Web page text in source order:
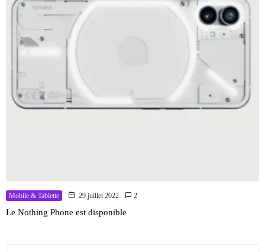
Mobile & Tablette 29 juillet 2022 2
Le Nothing Phone est disponible